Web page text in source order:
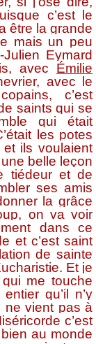
c’est le
être la grande
mais un peu
Eymard
avec Émilie
avec le
c’est
saints qui se
qui était
les potes
et ils voulaient
belle leçon
tiédeur et de
ses amis
la grâce
on va voir
dans ce
et c’est saint
de sainte
Et je
me touche
qu’il n’y
ne vient pas à
c’est
au monde